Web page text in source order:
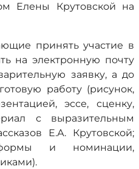
Елены Крутовской на
принять участие в
на электронную почту
заявку, а до
работу (рисунок,
эссе, сценку,
с выразительным
Е.А. Крутовской;
и номинации,